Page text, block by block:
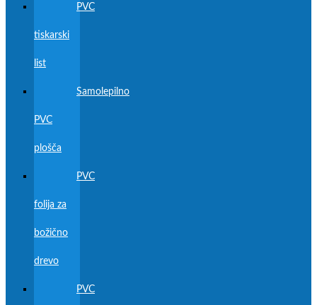
PVC
tiskarski
list
Samolepilno
PVC
plošča
PVC
folija za
božično
drevo
PVC